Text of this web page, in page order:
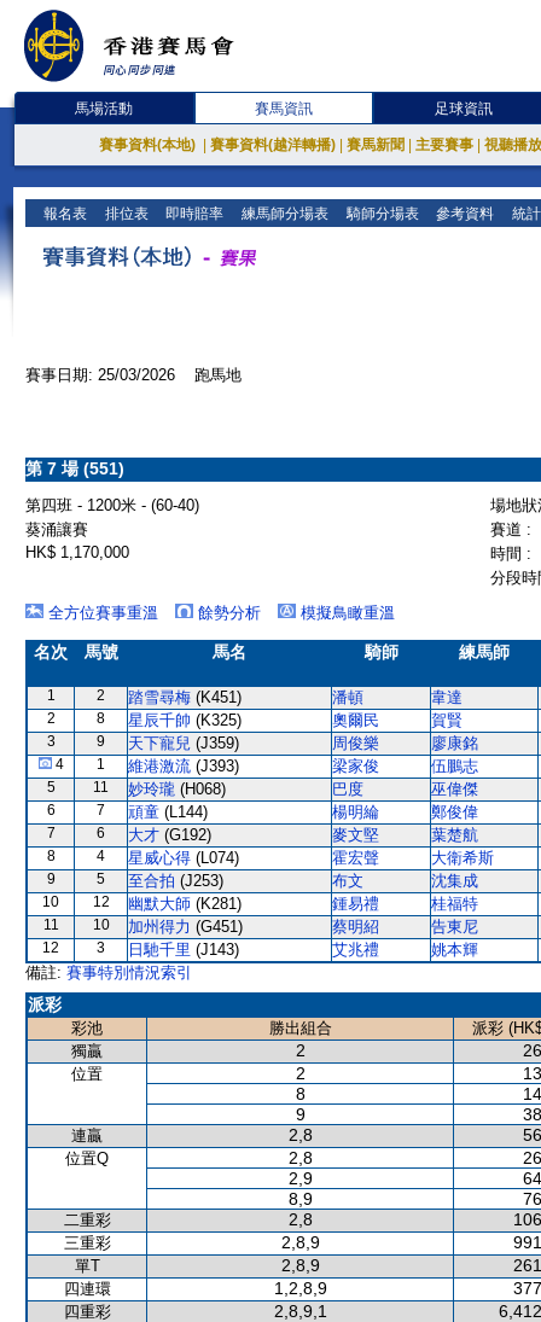
馬場活動 賽馬資訊 足球資訊
賽事資料(本地) 賽事資料(越洋轉播) 賽馬新聞 主要賽事 視聽播
報名表 排位表 即時賠率 練馬師分場表 騎師分場表 參考資料 統
賽事日期: 25/03/2026 跑馬地
第 7 場 (551)
第四班 - 1200米 - (60-40)
場地
葵涌讓賽
賽道 :
HK$ 1,170,000
時間 :
分段
全方位賽事重溫
餘勢分析 模擬鳥瞰重溫
名次 馬號 馬名 騎師 練馬師
1 2 踏雪尋梅 (K451) 潘頓 韋達
2 8 星辰千帥 (K325) 奧爾民 賀賢
3 9 天下寵兒 (J359) 周俊樂 廖康銘
4 1 維港激流 (J393) 梁家俊 伍鵬志
5 11 妙玲瓏 (H068) 巴度 巫偉傑
6 7 頑童 (L144) 楊明綸 鄭俊偉
7 6 大才 (G192) 麥文堅 葉楚航
8 4 星威心得 (L074) 霍宏聲 大衛希斯
9 5 至合拍 (J253) 布文 沈集成
10 12 幽默大師 (K281) 鍾易禮 桂福特
11 10 加州得力 (G451) 蔡明紹 告東尼
12 3 日馳千里 (J143) 艾兆禮
姚本輝
備註: 賽事特別情況索引
派彩
彩池 勝出組合
派彩
獨贏
2
位置 2
8
9
連贏 2,8
位置Q 2,8
2,9
8,9
二重彩 2,8
三重彩 2,8,9
單T 2,8,9
四連環 1,2,8,9
四重彩 2,8,9,1